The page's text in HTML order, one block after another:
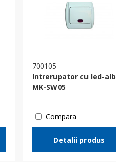
700105
Intrerupator cu led-alb
MK-SW05
Compara
Detalii produs